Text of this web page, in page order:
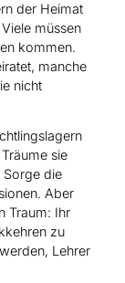
der Heimat
müssen
kommen.
manche
nicht
sie
Sorge die
Aber
Traum: Ihr
zu
Lehrer